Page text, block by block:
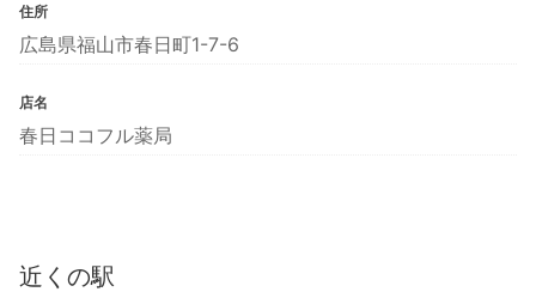
住所
広島県福山市春日町1-7-6
店名
春日ココフル薬局
近くの駅